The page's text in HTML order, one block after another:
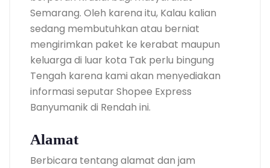
Semarang. Oleh karena itu, Kalau kalian
sedang membutuhkan atau berniat
mengirimkan paket ke kerabat maupun
keluarga di luar kota Tak perlu bingung
Tengah karena kami akan menyediakan
informasi seputar Shopee Express
Banyumanik di Rendah ini.
Alamat
Berbicara tentang alamat dan jam